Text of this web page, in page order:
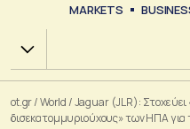
MARKETS
Χ.Α.
ot.gr/World /Jaguar (JLR): Στοχεύει
δισεκατομμυριούχους» των ΗΠΑ για